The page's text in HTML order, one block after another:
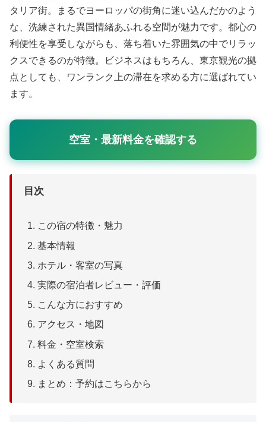
タリア街。まるでヨーロッパの街角に迷い込んだかのよう
な、洗練された異国情緒あふれる空間が魅力です。都心の
利便性を享受しながらも、落ち着いた雰囲気の中でリラッ
クスできるのが特徴。ビジネスはもちろん、東京観光の拠
点としても、ワンランク上の滞在を求める方に選ばれてい
ます。
空室・最新料金を確認する
目次
この宿の特徴・魅力
基本情報
ホテル・客室の写真
実際の宿泊者レビュー・評価
こんな方におすすめ
アクセス・地図
料金・空室検索
よくある質問
まとめ：予約はこちらから